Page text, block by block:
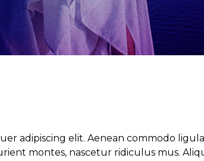
adipiscing elit. Aenean commodo
montes, nascetur ridiculus mus.